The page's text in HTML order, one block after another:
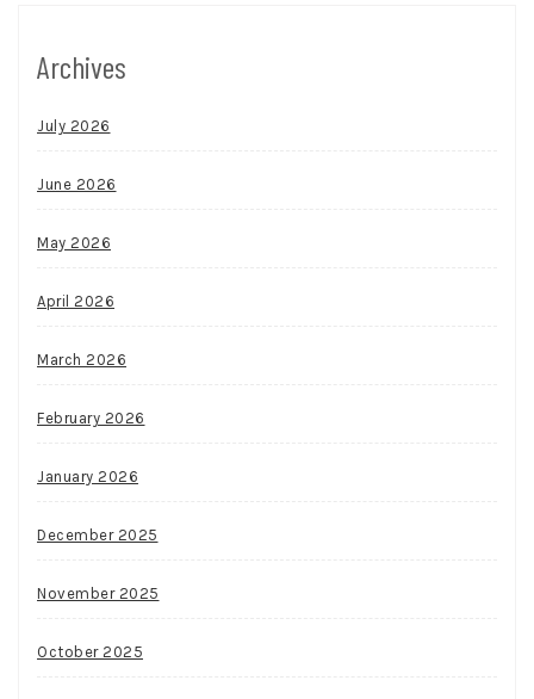
Archives
July 2026
June 2026
May 2026
April 2026
March 2026
February 2026
January 2026
December 2025
November 2025
October 2025